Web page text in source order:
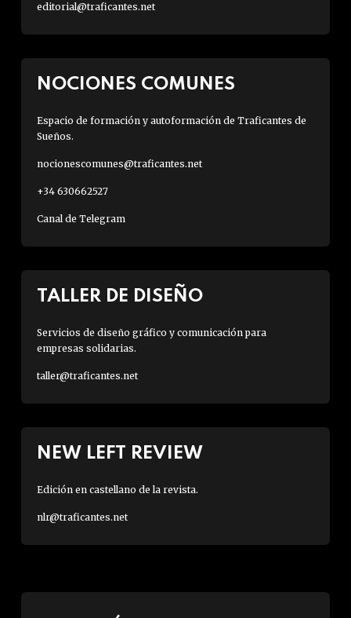
editorial@traficantes.net
NOCIONES COMUNES
Espacio de formación y autoformación de Traficantes de
Sueños.
nocionescomunes@traficantes.net
+34 630662527
Canal de Telegram
TALLER DE DISEÑO
Servicios de diseño gráfico y comunicación para
empresas solidarias.
taller@traficantes.net
NEW LEFT REVIEW
Edición en castellano de la revista.
nlr@traficantes.net